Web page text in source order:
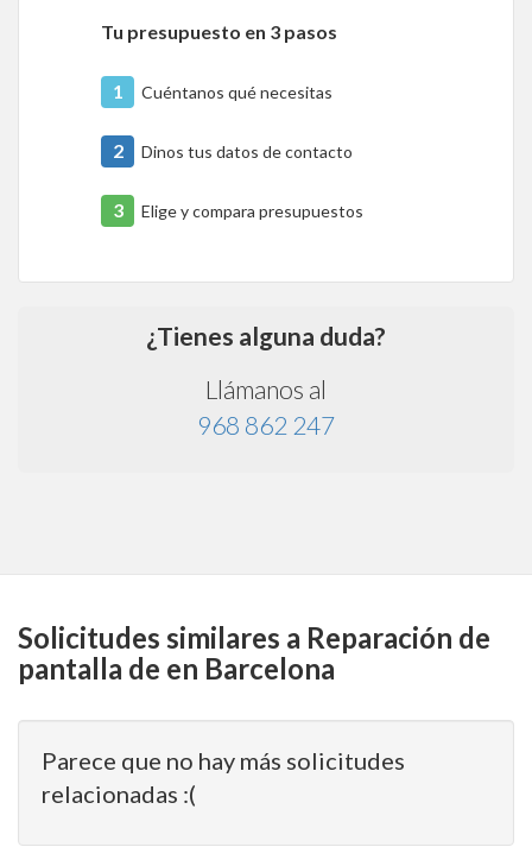
Tu presupuesto en 3 pasos
1 Cuéntanos qué necesitas
2 Dinos tus datos de contacto
3 Elige y compara presupuestos
¿Tienes alguna duda?
Llámanos al
968 862 247
Solicitudes similares a Reparación de
pantalla de en Barcelona
Parece que no hay más solicitudes
relacionadas :(